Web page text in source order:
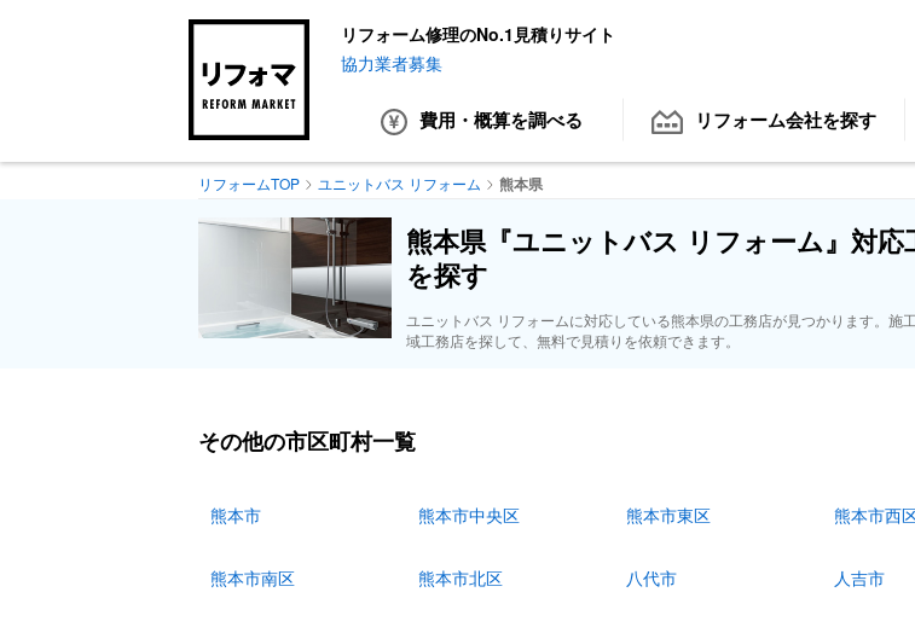
リフォーム修理のNo.1見積りサイト
協力業者募集
費用・概算を調べる リフォーム会社を探す
リフォームTOP ユニットバス リフォーム 熊本県
熊本県『ユニットバス リフォーム』対応
を探す
ユニットバス リフォームに対応している熊本県の工務店が見つかります。施
域工務店を探して、無料で見積りを依頼できます。
その他の市区町村一覧
熊本市 熊本市中央区 熊本市東区 熊本市西
熊本市南区 熊本市北区 八代市 人吉市